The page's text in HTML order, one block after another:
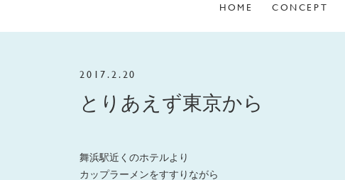
HOME CONCEPT
2017.2.20
とりあえず東京から
舞浜駅近くのホテルより
カップラーメンをすすりながら